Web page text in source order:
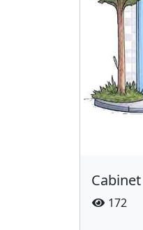
172